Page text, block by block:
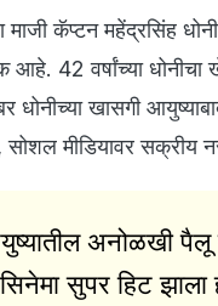
माजी कॅप्टन महेंद्रसिंह
42 वर्षांच्या धोनीचा
धोनीच्या खासगी
सोशल मीडियावर
अनोळखी
सुपर हिट झाला